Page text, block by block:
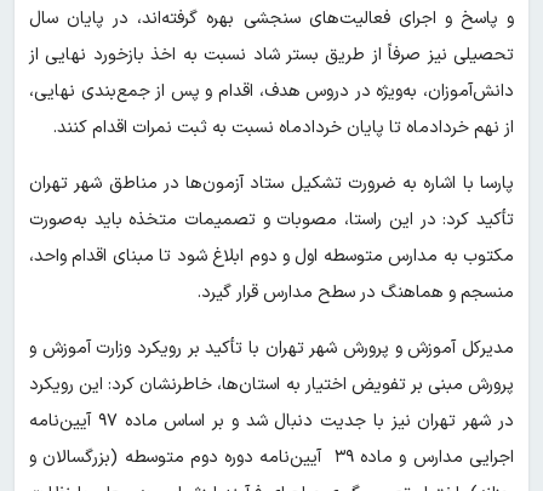
و پاسخ و اجرای فعالیت‌های سنجشی بهره گرفته‌اند، در پایان سال
تحصیلی نیز صرفاً از طریق بستر شاد نسبت به اخذ بازخورد نهایی از
دانش‌آموزان، به‌ویژه در دروس هدف، اقدام و پس از جمع‌بندی نهایی،
از نهم خردادماه تا پایان خردادماه نسبت به ثبت نمرات اقدام کنند.
پارسا با اشاره به ضرورت تشکیل ستاد آزمون‌ها در مناطق شهر تهران
تأکید کرد: در این راستا، مصوبات و تصمیمات متخذه باید به‌صورت
مکتوب به مدارس متوسطه اول و دوم ابلاغ شود تا مبنای اقدام واحد،
منسجم و هماهنگ در سطح مدارس قرار گیرد.
مدیرکل آموزش و پرورش شهر تهران با تأکید بر رویکرد وزارت آموزش و
پرورش مبنی بر تفویض اختیار به استان‌ها، خاطرنشان کرد: این رویکرد
در شهر تهران نیز با جدیت دنبال شد و بر اساس ماده ۹۷ آیین‌نامه
اجرایی مدارس و ماده ۳۹ آیین‌نامه دوره دوم متوسطه (بزرگسالان‌ و